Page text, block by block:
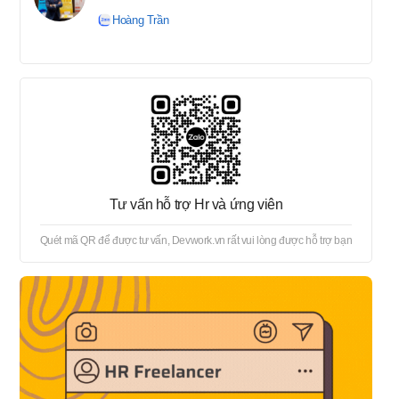
tuyển → Offer → Thủ tục
Hoàng Trần
Tư vấn hỗ trợ Hr và ứng viên
Quét mã QR để được tư vấn, Devwork.vn rất vui lòng được hỗ trợ bạn